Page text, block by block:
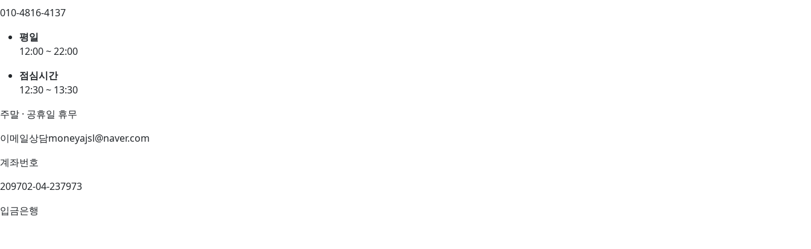
010-4816-4137
평일
12:00 ~ 22:00
점심시간
12:30 ~ 13:30
주말 · 공휴일 휴무
이메일상담moneyajsl@naver.com
계좌번호
209702-04-237973
입금은행